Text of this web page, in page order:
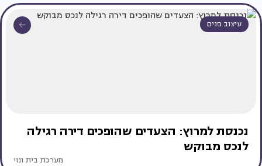
עיצוב פנים
נכנסת למרוץ: הצעדים שהופכים דירה רגילה
לנכס מבוקש
מערכת בית ונוי